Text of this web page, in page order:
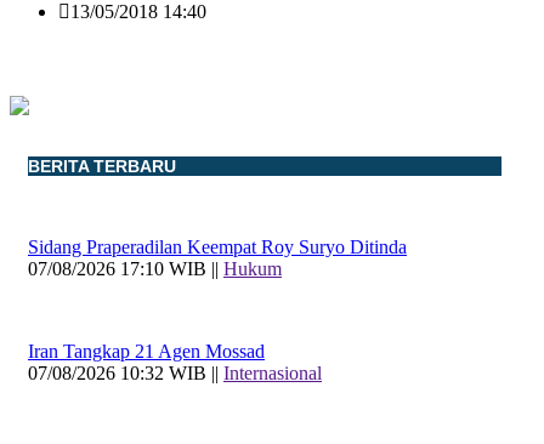
13/05/2018 14:40
BERITA TERBARU
Sidang Praperadilan Keempat Roy Suryo Ditinda
07/08/2026 17:10 WIB || Hukum
Iran Tangkap 21 Agen Mossad
07/08/2026 10:32 WIB || Internasional